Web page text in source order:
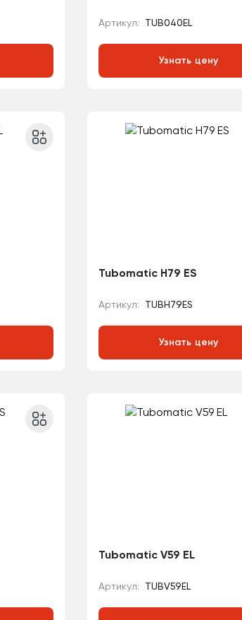
Артикул: TUB040EL
Узнать цену
Tubomatic H79 ES
Артикул: TUBH79ES
Узнать цену
Tubomatic V59 EL
Артикул: TUBV59EL